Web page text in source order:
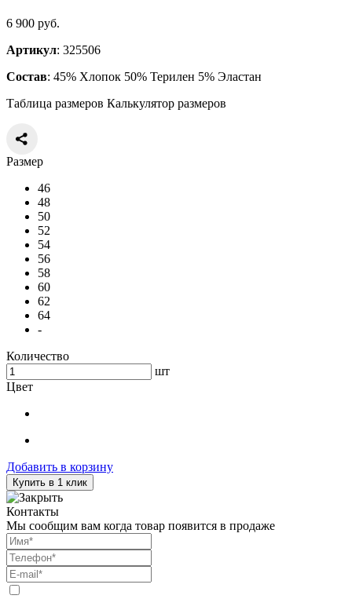
6 900 руб.
Артикул: 325506
Состав: 45% Хлопок 50% Терилен 5% Эластан
Таблица размеров Калькулятор размеров
Размер
46
48
50
52
54
56
58
60
62
64
-
Количество
шт
Цвет
Добавить в корзину
Купить в 1 клик
Контакты
Мы сообщим вам когда товар появится в продаже